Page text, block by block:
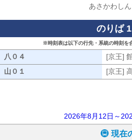
あさかわしん
のりば 1
※時刻表は以下の行先・系統の時刻を
八０４ [京王]
山０１
[京王]
2026年8月12日～
現在